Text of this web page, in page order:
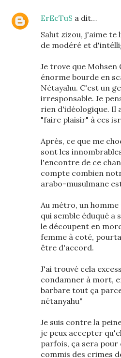
ErEcTuS a dit…
Salut zizou, j'aime te
de modéré et
Je trove que Mohsen
énorme bourde en
Nétayahu. C'est un
irresponsable. Je
rien d'idéologique. Il
"faire plaisir" à ces
Après, ce que me
sont les
l'encontre de ce
compte combien
arabo-musulmane
Au métro, un
qui semble éduqué a
le découpent en
femme à coté,
être d'accord.
J'ai trouvé cela
condamner à mort,
barbare tout ça
nétanyahu"
Je suis contre la
je peux accepter
parfois, ça sera pour
commis des crimes